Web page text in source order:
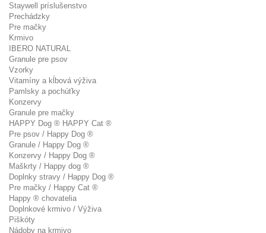
Staywell príslušenstvo
Prechádzky
Pre mačky
Krmivo
IBERO NATURAL
Granule pre psov
Vzorky
Vitamíny a kĺbová výživa
Pamlsky a pochúťky
Konzervy
Granule pre mačky
HAPPY Dog ® HAPPY Cat ®
Pre psov / Happy Dog ®
Granule / Happy Dog ®
Konzervy / Happy Dog ®
Maškrty / Happy dog ®
Doplnky stravy / Happy Dog ®
Pre mačky / Happy Cat ®
Happy ® chovatelia
Doplnkové krmivo / Výživa
Piškóty
Nádoby na krmivo